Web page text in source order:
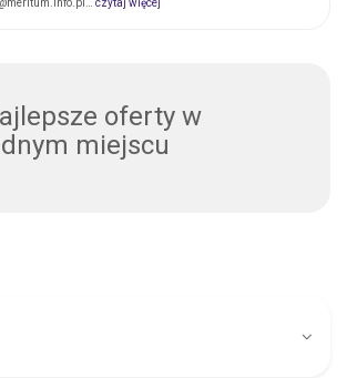
czytaj więcej
oferty w
miejscu